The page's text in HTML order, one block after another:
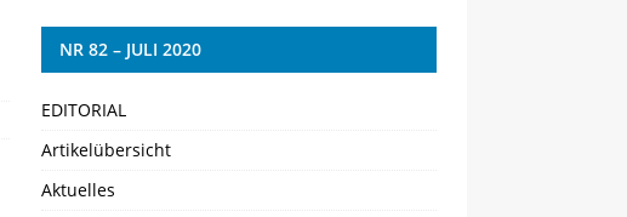
NR 82 – JULI 2020
EDITORIAL
Artikelübersicht
Aktuelles